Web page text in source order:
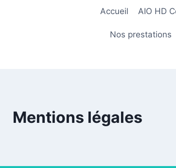
Accueil AIO HD
Nos prestations
Mentions légales